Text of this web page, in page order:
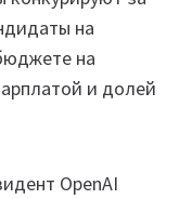
на
на
и долей
OpenAI